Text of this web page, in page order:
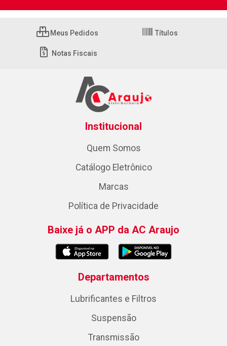
Meus Pedidos Títulos
Notas Fiscais
Institucional
Quem Somos
Catálogo Eletrônico
Marcas
Política de Privacidade
Baixe já o APP da AC Araujo
Departamentos
Lubrificantes e Filtros
Suspensão
Transmissão